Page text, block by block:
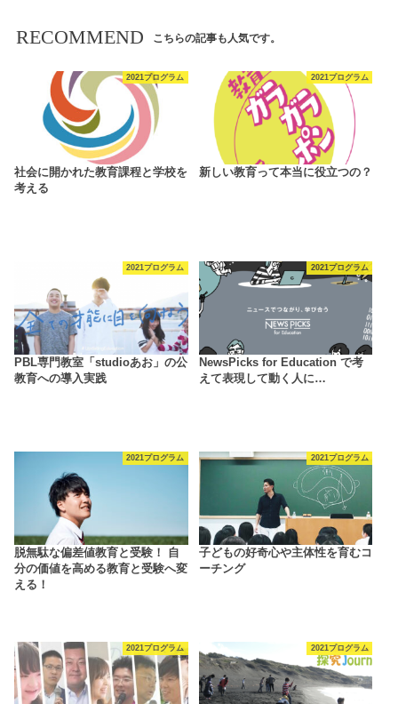
RECOMMEND こちらの記事も人気です。
2021プログラム
社会に開かれた教育課程と学校を
考える
2021プログラム
新しい教育って本当に役立つの？
2021プログラム
PBL専門教室「studioあお」の公
教育への導入実践
2021プログラム
NewsPicks for Education で考
えて表現して動く人に…
2021プログラム
脱無駄な偏差値教育と受験！ 自
分の価値を高める教育と受験へ変
える！
2021プログラム
子どもの好奇心や主体性を育むコ
ーチング
2021プログラム 2021プログラム